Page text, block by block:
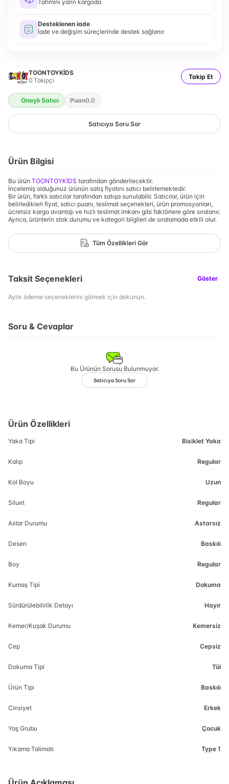
Tahmini yarın kargoda
Desteklenen iade
İade ve değişim süreçlerinde destek sağlanır.
TOONTOYKİDS
0 Takipçi Takip Et
Onaylı Satıcı Puan0.0
Satıcıya Soru Sor
Ürün Bilgisi
Bu ürün TOONTOYKİDS tarafından gönderilecektir.
İncelemiş olduğunuz ürünün satış fiyatını satıcı belirlemektedir.
Bir ürün, farklı satıcılar tarafından satışa sunulabilir. Satıcılar, ürün için
belirledikleri fiyat, satıcı puanı, teslimat seçenekleri, ürün promosyonları,
ücretsiz kargo avantajı ve hızlı teslimat imkanı gibi faktörlere göre sıralanır.
Ayrıca, ürünlerin stok durumu ve kategori bilgileri de sıralamada etkili olur.
Tüm Özellikleri Gör
Taksit Seçenekleri Göster
Aylık ödeme seçeneklerini görmek için dokunun.
Soru & Cevaplar
Bu Ürünün Sorusu Bulunmuyor.
Satıcıya Soru Sor
Ürün Özellikleri
Yaka Tipi Bisiklet Yaka
Kalıp Regular
Kol Boyu Uzun
Siluet Regular
Astar Durumu Astarsız
Desen Baskılı
Boy Regular
Kumaş Tipi Dokuma
Sürdürülebilirlik Detayı Hayır
Kemer/Kuşak Durumu Kemersiz
Cep Cepsiz
Dokuma Tipi Tül
Ürün Tipi Baskılı
Cinsiyet Erkek
Yaş Grubu Çocuk
Yıkama Talimatı Type 1